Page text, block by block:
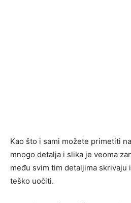
Kao što i sami možete primetiti
mnogo detalja i slika je veoma
među svim tim detaljima skrivaju
teško uočiti.